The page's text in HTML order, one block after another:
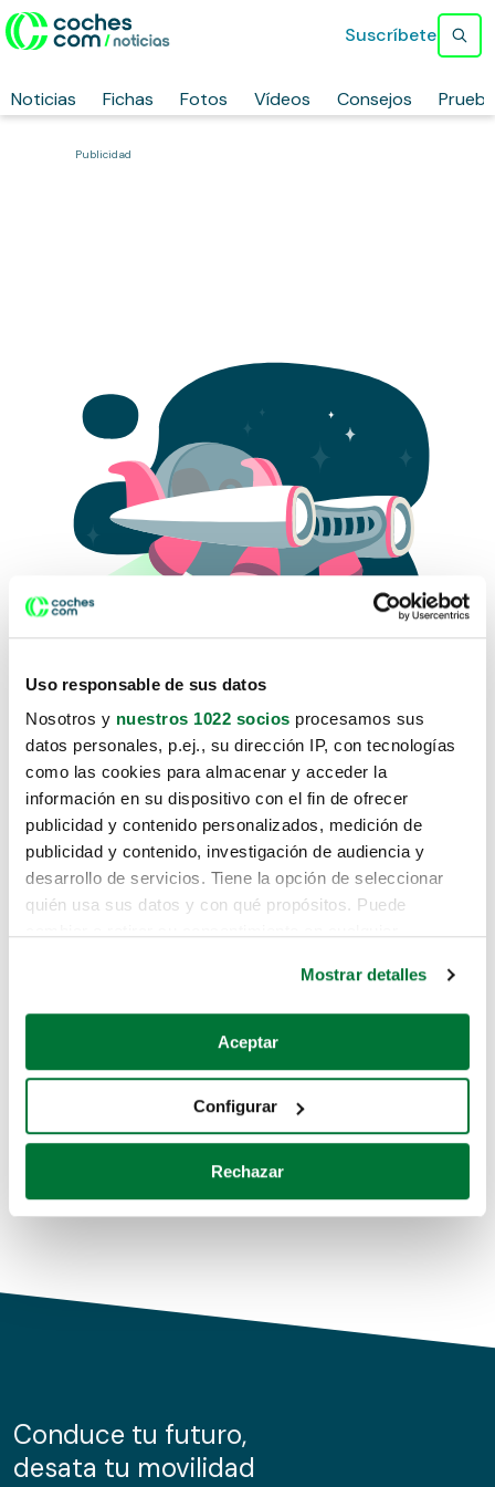
Uso responsable de sus datos
Nosotros y nuestros 1022 socios procesamos sus
datos personales, p.ej., su dirección IP, con tecnologías
como las cookies para almacenar y acceder la
información en su dispositivo con el fin de ofrecer
publicidad y contenido personalizados, medición de
publicidad y contenido, investigación de audiencia y
desarrollo de servicios. Tiene la opción de seleccionar
quién usa sus datos y con qué propósitos. Puede
Si lo permite, también quisiéramos:
Recopilar información sobre su ubicación geográfica
Identificar su dispositivo analizándolo activamente
para buscar características específicas (huellas
Obtenga más información sobre cómo se procesan sus
de cookies.
información sobre el uso que haga del sitio web con
nuestros partners de redes sociales, publicidad y análisis
Mostrar detalles
Aceptar
Configurar
Rechazar
Noticias Fichas Fotos Vídeos Consejos
Suscríbete
Publicidad
Lo sentimos, no sabemos como
te hemos traido hasta aquí.
Pero puedes encontrar el coche que estás
buscando en alguno de estos enlaces:
Coches de segunda mano
Coches de km0
Conduce tu futuro,
desata tu movilidad